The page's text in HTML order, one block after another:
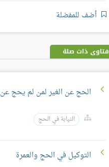
أضف للمفضلة
فتاوى ذات صلة
الحج عن الغير لمن لم يحج
النيابة في الحج
التوكيل في الحج والعمرة